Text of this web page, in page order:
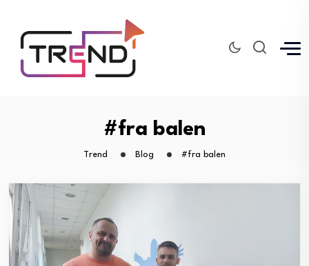
#fra balen
Trend Blog #fra balen